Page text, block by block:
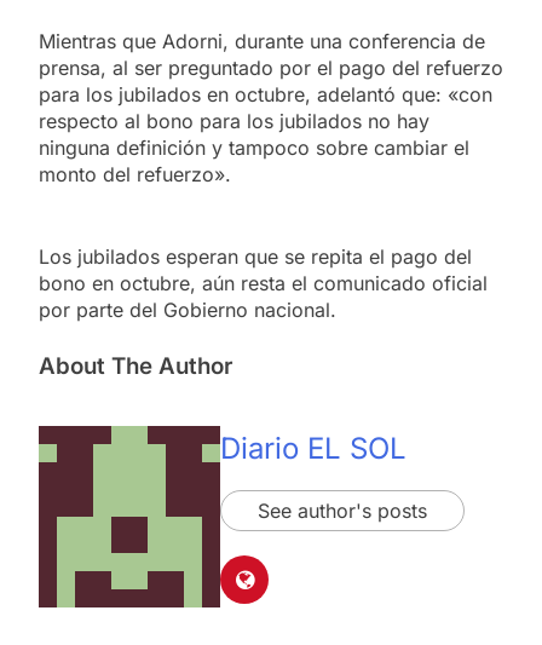
Mientras que Adorni, durante una conferencia de
prensa, al ser preguntado por el pago del refuerzo
para los jubilados en octubre, adelantó que: «con
respecto al bono para los jubilados no hay
ninguna definición y tampoco sobre cambiar el
monto del refuerzo».
Los jubilados esperan que se repita el pago del
bono en octubre, aún resta el comunicado oficial
por parte del Gobierno nacional.
About The Author
Diario EL SOL
See author's posts